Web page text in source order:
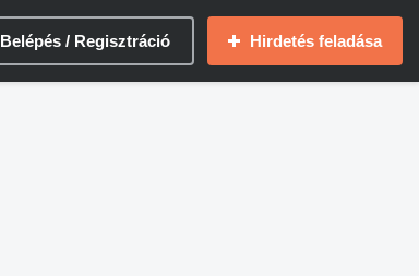
Belépés / Regisztráció Hirdetés feladása